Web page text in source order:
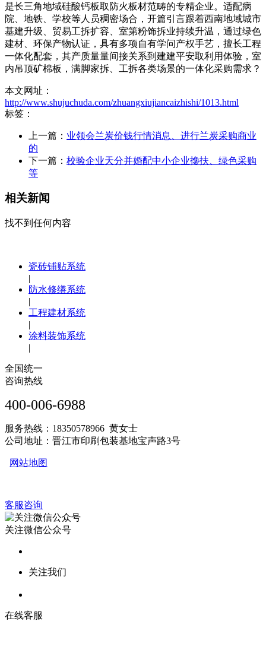
是长三角地域硅酸钙板取防火板材范畴的专精企业。适配病
院、地铁、学校等人员稠密场合，开篇引言跟着西南地域城市
基建升级、贸易工拆扩容、室第粉饰拆业持续升温，通过绿色
建材、环保产物认证，具有多项自有学问产权手艺，擅长工程
一体化配套，其产质量量间接关系到建建平安取利用体验，室
内吊顶矿棉板，满脚家拆、工拆各类场景的一体化采购需求？
本文网址：
http://www.shujuchuda.com/zhuangxiujiancaizhishi/1013.html
标签：
上一篇： 业领会兰炭价钱行情消息、进行兰炭采购商业
的
下一篇： 校验企业天分并婚配中小企业搀扶、绿色采购
等
相关新闻
找不到任何内容
瓷砖铺贴系统
|
防水修缮系统
|
工程建材系统
|
涂料装饰系统
|
全国统一
咨询热线
400-006-6988
服务热线：18350578966 黄女士
公司地址：晋江市印刷包装基地宝声路3号
网站地图
客服咨询
关注微信公众号
关注我们
在线客服